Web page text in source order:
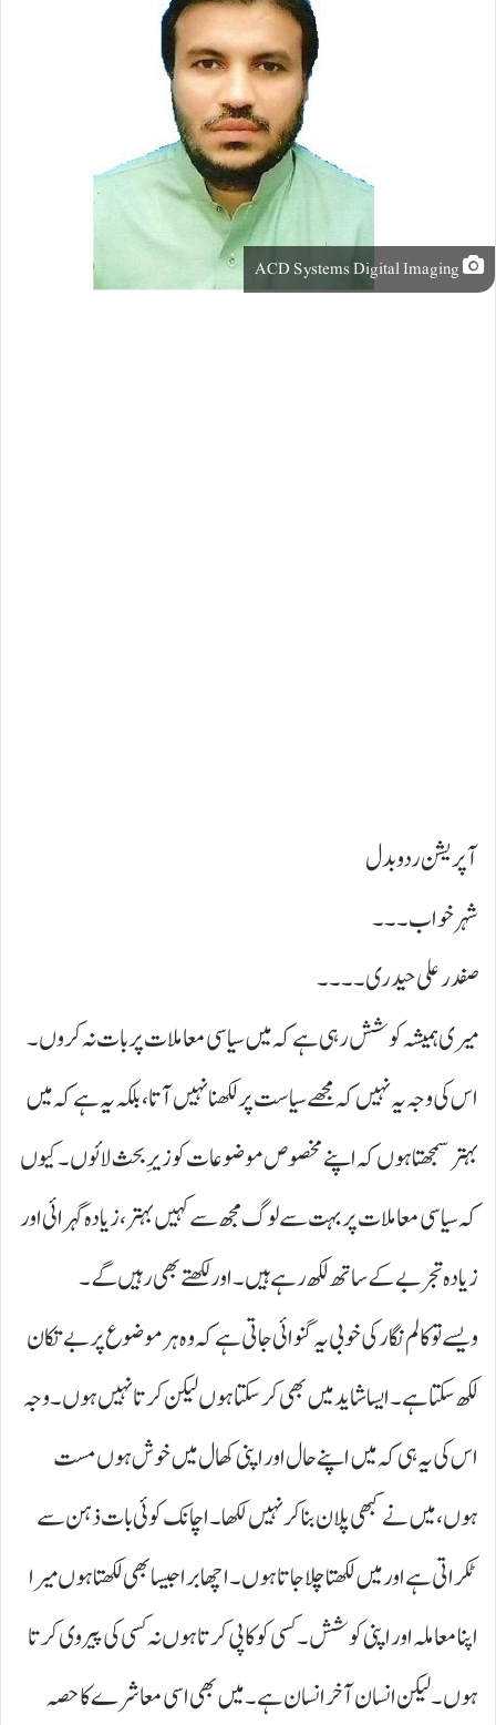
آپریشن ردوبدل
شہر خواب ۔۔۔
صفدر علی حیدری ۔۔۔۔
میری ہمیشہ کوشش رہی ہے کہ میں سیاسی معاملات پر بات نہ کروں۔
اس کی وجہ یہ نہیں کہ مجھے سیاست پر لکھنا نہیں آتا، بلکہ یہ ہے کہ میں
بہتر سمجھتا ہوں کہ اپنے مخصوص موضوعات کو زیرِ بحث لائوں۔ کیوں
کہ سیاسی معاملات پر بہت سے لوگ مجھ سے کہیں بہتر ، زیادہ گہرائی اور
زیادہ تجربے کے ساتھ لکھ رہے ہیں۔ اور لکھتے بھی رہیں گے ۔
ویسے تو کالم نگار کی خوبی یہ گنوائی جاتی ہے کہ وہ ہر موضوع پر بے تکان
لکھ سکتا ہے۔ ایسا شاید میں بھی کر سکتا ہوں لیکن کرتا نہیں ہوں۔ وجہ
اس کی یہ ہی کہ میں اپنے حال اور اپنی کھال میں خوش ہوں مست
ہوں، میں نے کبھی پلان بنا کر نہیں لکھا۔ اچانک کوئی بات ذہن سے
ٹکراتی ہے اور میں لکھتا چلا جاتا ہوں۔ اچھا برا جیسا بھی لکھتا ہوں میرا
اپنا معاملہ اور اپنی کوشش۔ کسی کو کاپی کرتا ہوں نہ کسی کی پیروی کرتا
ہوں۔ لیکن انسان آخر انسان ہے۔ میں بھی اسی معاشرے کا حصہ